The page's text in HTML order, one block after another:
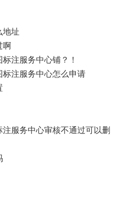
地址
啊
注服务中心铺？！
注服务中心怎么申请
服务中心审核不通过可以删